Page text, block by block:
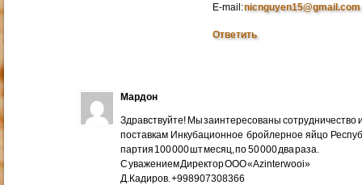
E-mail:nicnguyen15@gmail.com
Ответить
Мардон
Здравствуйте! Мы заинтересованы сотрудничество
поставкам Инкубационное бройлерное яйцо
партия 100 000 шт месяц, по 50 000 два раза.
С уважением Директор ООО «Azinterwooi»
Д.Кадиров. +998907308366